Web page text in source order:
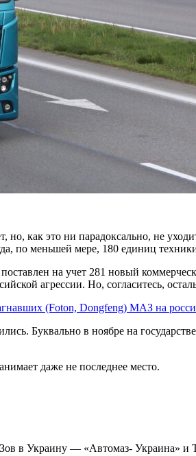
как это ни парадоксально, не
по меньшей мере, 180 единиц
на учет 281 новый
агрессии. Но, согласитесь,
(Foton, Dongfeng) МАЗ на
Буквально в ноябре на
даже не последнее место.
в Украину — «Автомаз- Украина»